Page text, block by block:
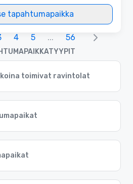
tapahtumapaikka
4 5 ... 56
toimivat ravintolat